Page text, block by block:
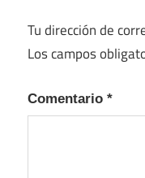
Tu dirección de
Los campos
Comentario *